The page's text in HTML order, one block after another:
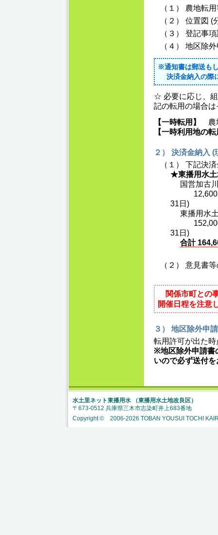
（１） 農地転
（２） 位置図
（３） 登記事
（４） 地区除
※通知書は郵送も
決済金納入の際
☆ 必要に応じ、
記の転用の場合
【一時転用】
農
【一時利用地の
２） 決済金納入
（１） 下記決
★東播用水土
国営加古川
12,600円/
31日)
東播用水土
152,000円
31日)
合計
（２） 意見書
関係市町との
開催日程を注意
３） 地区除外申
転用許可が出た
※地区除外申請書
いので必ず送付
水土里ネット東播用水 （東播用水土地改良区）
〒673-0512 兵庫県三木市志染町井上683番地
Copyright © 2006-2026 TOBAN YOUSUI TOCHI